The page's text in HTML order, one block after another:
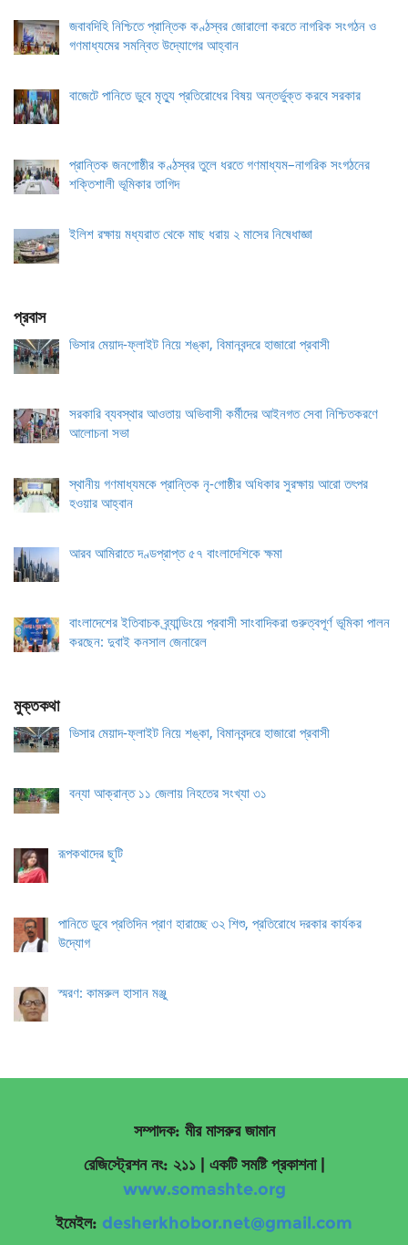
জবাবদিহি নিশ্চিতে প্রান্তিক কণ্ঠস্বর জোরালো করতে নাগরিক সংগঠন ও
গণমাধ্যমের সমন্বিত উদ্যোগের আহ্বান
বাজেটে পানিতে ডুবে মৃত্যু প্রতিরোধের বিষয় অন্তর্ভুক্ত করবে সরকার
প্রান্তিক জনগোষ্ঠীর কণ্ঠস্বর তুলে ধরতে গণমাধ্যম–নাগরিক সংগঠনের
শক্তিশালী ভূমিকার তাগিদ
ইলিশ রক্ষায় মধ্যরাত থেকে মাছ ধরায় ২ মাসের নিষেধাজ্ঞা
প্রবাস
ভিসার মেয়াদ-ফ্লাইট নিয়ে শঙ্কা, বিমানবন্দরে হাজারো প্রবাসী
সরকারি ব্যবস্থার আওতায় অভিবাসী কর্মীদের আইনগত সেবা নিশ্চিতকরণে
আলোচনা সভা
স্থানীয় গণমাধ্যমকে প্রান্তিক নৃ-গোষ্ঠীর অধিকার সুরক্ষায় আরো তৎপর
হওয়ার আহ্বান
আরব আমিরাতে দণ্ডপ্রাপ্ত ৫৭ বাংলাদেশিকে ক্ষমা
বাংলাদেশের ইতিবাচক ব্র্যান্ডিংয়ে প্রবাসী সাংবাদিকরা গুরুত্বপূর্ণ ভূমিকা পালন
করছেন: দুবাই কনসাল জেনারেল
মুক্তকথা
ভিসার মেয়াদ-ফ্লাইট নিয়ে শঙ্কা, বিমানবন্দরে হাজারো প্রবাসী
বন্যা আক্রান্ত ১১ জেলায় নিহতের সংখ্যা ৩১
রূপকথাদের ছুটি
পানিতে ডুবে প্রতিদিন প্রাণ হারাচ্ছে ৩২ শিশু, প্রতিরোধে দরকার কার্যকর
উদ্যোগ
স্মরণ: কামরুল হাসান মঞ্জু
সম্পাদক: মীর মাসরুর জামান
রেজিস্ট্রেশন নং: ২১১ | একটি সমষ্টি প্রকাশনা
www.somashte.org
ইমেইল: desherkhobor.net@gmail.com